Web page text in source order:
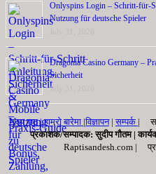
Onlyspins Login –
Nutzung für deutsche Spieler
Dragonia Casino Germany –
Sicherheit
July 31, 2026
मुख्य पृष्ठ |हाम्रो बारेमा |विज्ञापन|सम्पर्क |
प्रकाशक/सम्पादक: सुदीप गौतम |
Raptisandesh.com |